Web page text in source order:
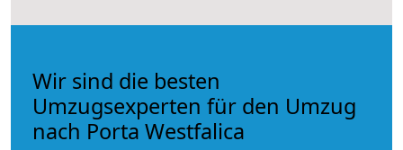
Wir sind die besten
Umzugsexperten für den Umzug
nach Porta Westfalica